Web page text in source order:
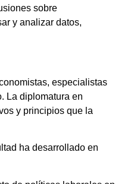
sobre
y analizar datos,
especialistas
La diplomatura en
y principios que la
ha desarrollado en